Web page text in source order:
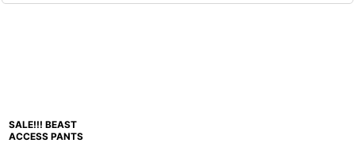
SALE!!! BEAST
ACCESS PANTS